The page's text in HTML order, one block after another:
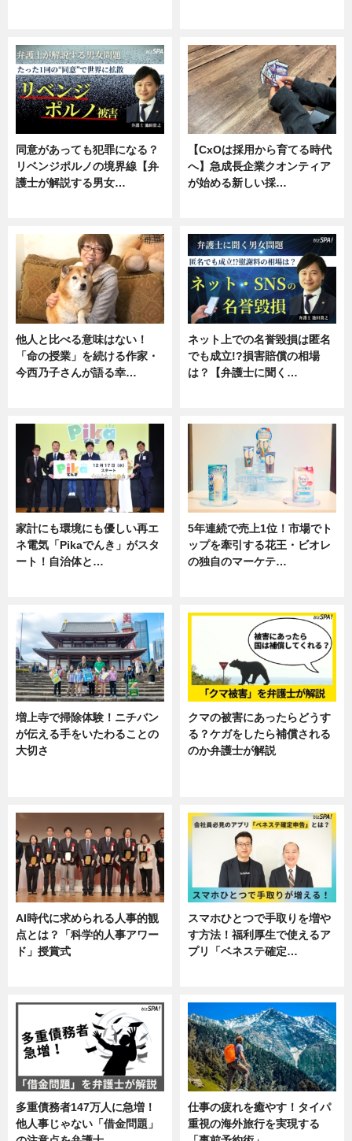
同意があっても犯罪になる？
リベンジポルノの境界線【弁
護士が解説する男女…
【CxOは採用から育てる時代
へ】急成長企業クオンティア
が始める新しい採…
他人と比べる意味はない！
「命の授業」を続ける作家・
今西乃子さんが語る幸…
ネット上での名誉毀損は匿名
でも成立!?損害賠償の相場
は？【弁護士に聞く…
家計にも環境にも優しい再エ
ネ電気「Pikaでんき」がスタ
ート！自治体と…
5年連続で売上1位！市場でト
ップを牽引する花王・ビオレ
の独自のマーケテ…
増上寺で掃除体験！ニチバン
が伝える手をいたわることの
大切さ
クマの被害にあったらどうす
る？ケガをしたら補償される
のか弁護士が解説
AI時代に求められる人事的観
点とは？「科学的人事アワー
ド」授賞式
スマホひとつで手取りを増や
す方法！福利厚生で使えるア
プリ「ベネステ確定…
多重債務者147万人に急増！
他人事じゃない「借金問題」
仕事の疲れを癒やす！タイパ
重視の海外旅行を実現する